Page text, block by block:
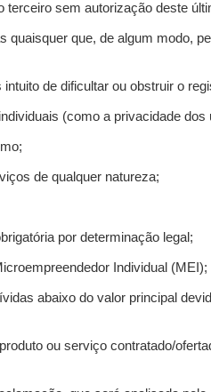
terceiro sem autorização deste
que, de algum modo,
de dificultar ou obstruir o
(como a privacidade
de qualquer natureza;
por determinação legal;
Individual (MEI);
abaixo do valor principal
ou serviço contratado/